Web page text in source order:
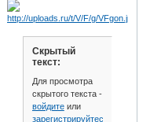
Скрытый
текст:
Для просмотра
скрытого текста -
войдитеили
зарегистрируйтесь